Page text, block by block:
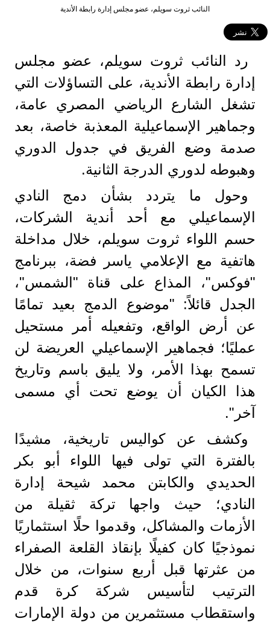
النائب ثروت سويلم، عضو مجلس إدارة رابطة الأندية
رد النائب ثروت سويلم، عضو مجلس
إدارة رابطة الأندية، على التساؤلات التي
تشغل الشارع الرياضي المصري عامة،
وجماهير الإسماعيلية المعذبة خاصة، بعد
صدمة وضع الفريق في جدول الدوري
وهبوطه لدوري الدرجة الثانية.
وحول ما يتردد بشأن دمج النادي
الإسماعيلي مع أحد أندية الشركات،
حسم اللواء ثروت سويلم، خلال مداخلة
هاتفية مع الإعلامي ياسر فضة، ببرنامج
"فوكس"، المذاع على قناة "الشمس"،
الجدل قائلاً: "موضوع الدمج بعيد تمامًا
عن أرض الواقع، وتفعيله أمر مستحيل
عمليًا؛ فجماهير الإسماعيلي العريضة لن
تسمح بهذا الأمر، ولا يليق باسم وتاريخ
هذا الكيان أن يوضع تحت أي مسمى
آخر".
وكشف عن كواليس تاريخية، مشيدًا
بالفترة التي تولى فيها اللواء أبو بكر
الحديدي والكابتن محمد شيحة إدارة
النادي؛ حيث واجها تركة ثقيلة من
الأزمات والمشاكل، وقدموا حلًا استثماريًا
نموذجيًا كان كفيلًا بإنقاذ القلعة الصفراء
من عثرتها قبل أربع سنوات، من خلال
الترتيب لتأسيس شركة كرة قدم
واستقطاب مستثمرين من دولة الإمارات